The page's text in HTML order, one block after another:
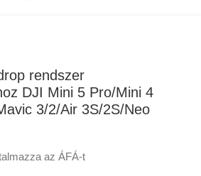
rendszer
DJI Mini 5 Pro/Mini 4
3/2/Air 3S/2S/Neo
az ÁFÁ-t